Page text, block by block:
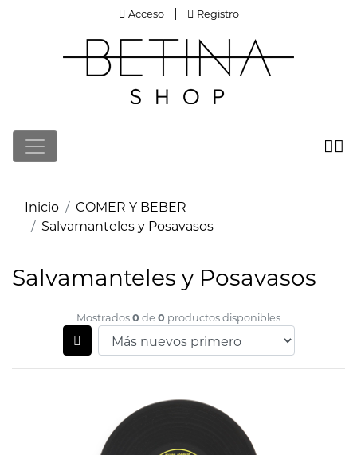
Acceso
Acceso | Registro
Registro
Inicio
COMER Y BEBER
Salvamanteles y Posavasos
Salvamanteles y Posavasos
Mostrados0 de 0 productos disponibles
Filtrar productos